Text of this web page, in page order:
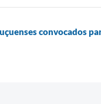
convocados